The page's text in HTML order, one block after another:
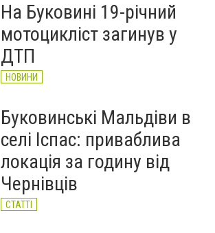
На Буковині 19-річний
мотоцикліст загинув у
ДТП
НОВИНИ
Буковинські Мальдіви в
селі Іспас: приваблива
локація за годину від
Чернівців
СТАТТІ